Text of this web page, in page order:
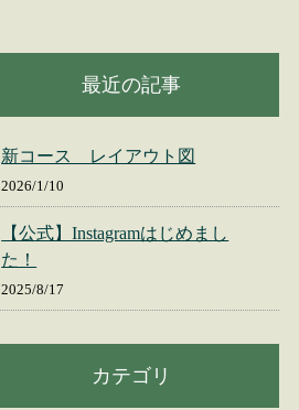
最近の記事
新コース レイアウト図
2026/1/10
【公式】Instagramはじめまし
た！
2025/8/17
カテゴリ